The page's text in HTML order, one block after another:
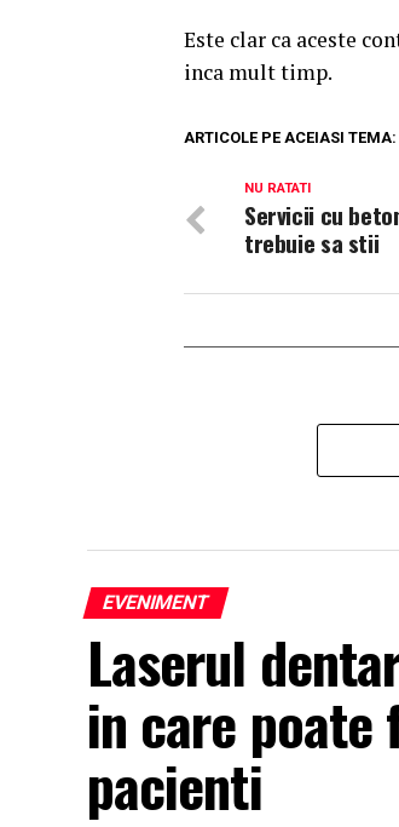
Este clar ca aceste
inca mult timp.
ARTICOLE PE ACEIASI TEMA:
NU RATATI
Servicii cu
trebuie sa stii
EVENIMENT
Laserul
in care
pacienti